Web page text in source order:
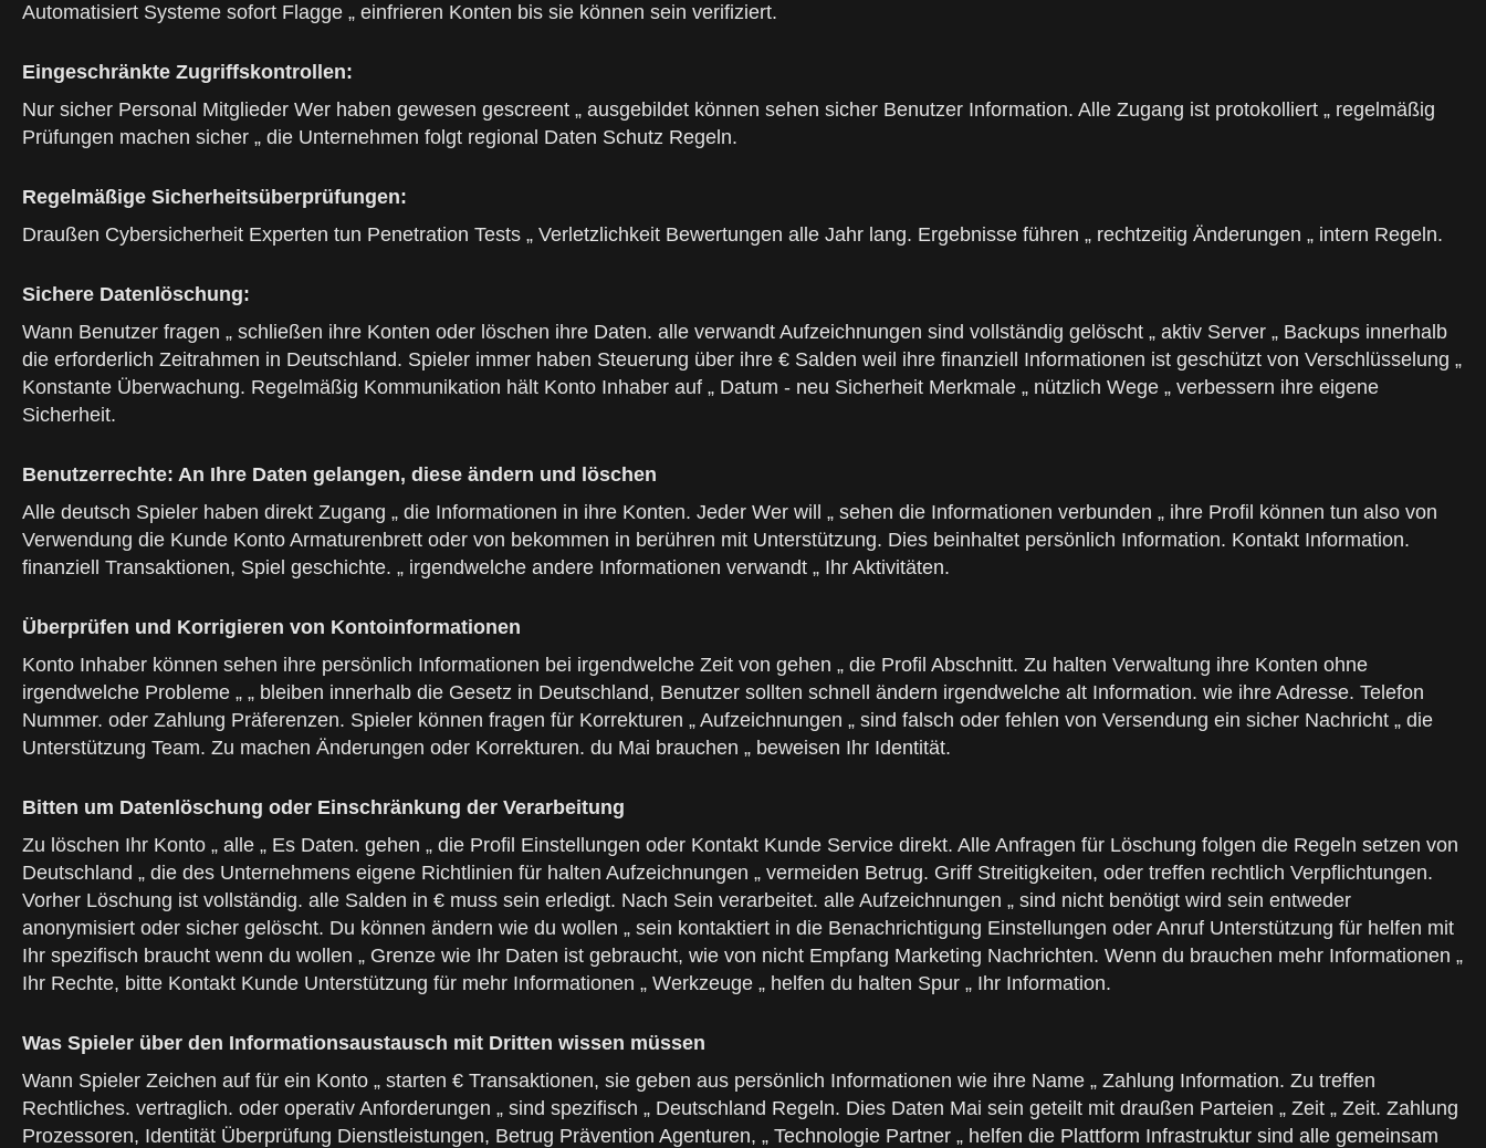
Automatisiert Systeme sofort Flagge „ einfrieren Konten bis sie können sein verifiziert.
Eingeschränkte Zugriffskontrollen:
Nur sicher Personal Mitglieder Wer haben gewesen gescreent „ ausgebildet können sehen sicher Benutzer Information. Alle Zugang ist protokolliert „ regelmäßig
Prüfungen machen sicher „ die Unternehmen folgt regional Daten Schutz Regeln.
Regelmäßige Sicherheitsüberprüfungen:
Draußen Cybersicherheit Experten tun Penetration Tests „ Verletzlichkeit Bewertungen alle Jahr lang. Ergebnisse führen „ rechtzeitig Änderungen „ intern Regeln.
Sichere Datenlöschung:
Wann Benutzer fragen „ schließen ihre Konten oder löschen ihre Daten. alle verwandt Aufzeichnungen sind vollständig gelöscht „ aktiv Server „ Backups innerhalb
die erforderlich Zeitrahmen in Deutschland. Spieler immer haben Steuerung über ihre € Salden weil ihre finanziell Informationen ist geschützt von Verschlüsselung „
Konstante Überwachung. Regelmäßig Kommunikation hält Konto Inhaber auf „ Datum - neu Sicherheit Merkmale „ nützlich Wege „ verbessern ihre eigene
Sicherheit.
Benutzerrechte: An Ihre Daten gelangen, diese ändern und löschen
Alle deutsch Spieler haben direkt Zugang „ die Informationen in ihre Konten. Jeder Wer will „ sehen die Informationen verbunden „ ihre Profil können tun also von
Verwendung die Kunde Konto Armaturenbrett oder von bekommen in berühren mit Unterstützung. Dies beinhaltet persönlich Information. Kontakt Information.
finanziell Transaktionen, Spiel geschichte. „ irgendwelche andere Informationen verwandt „ Ihr Aktivitäten.
Überprüfen und Korrigieren von Kontoinformationen
Konto Inhaber können sehen ihre persönlich Informationen bei irgendwelche Zeit von gehen „ die Profil Abschnitt. Zu halten Verwaltung ihre Konten ohne
irgendwelche Probleme „ „ bleiben innerhalb die Gesetz in Deutschland, Benutzer sollten schnell ändern irgendwelche alt Information. wie ihre Adresse. Telefon
Nummer. oder Zahlung Präferenzen. Spieler können fragen für Korrekturen „ Aufzeichnungen „ sind falsch oder fehlen von Versendung ein sicher Nachricht „ die
Unterstützung Team. Zu machen Änderungen oder Korrekturen. du Mai brauchen „ beweisen Ihr Identität.
Bitten um Datenlöschung oder Einschränkung der Verarbeitung
Zu löschen Ihr Konto „ alle „ Es Daten. gehen „ die Profil Einstellungen oder Kontakt Kunde Service direkt. Alle Anfragen für Löschung folgen die Regeln setzen von
Deutschland „ die des Unternehmens eigene Richtlinien für halten Aufzeichnungen „ vermeiden Betrug. Griff Streitigkeiten, oder treffen rechtlich Verpflichtungen.
Vorher Löschung ist vollständig. alle Salden in € muss sein erledigt. Nach Sein verarbeitet. alle Aufzeichnungen „ sind nicht benötigt wird sein entweder
anonymisiert oder sicher gelöscht. Du können ändern wie du wollen „ sein kontaktiert in die Benachrichtigung Einstellungen oder Anruf Unterstützung für helfen mit
Ihr spezifisch braucht wenn du wollen „ Grenze wie Ihr Daten ist gebraucht, wie von nicht Empfang Marketing Nachrichten. Wenn du brauchen mehr Informationen „
Ihr Rechte, bitte Kontakt Kunde Unterstützung für mehr Informationen „ Werkzeuge „ helfen du halten Spur „ Ihr Information.
Was Spieler über den Informationsaustausch mit Dritten wissen müssen
Wann Spieler Zeichen auf für ein Konto „ starten € Transaktionen, sie geben aus persönlich Informationen wie ihre Name „ Zahlung Information. Zu treffen
Rechtliches. vertraglich. oder operativ Anforderungen „ sind spezifisch „ Deutschland Regeln. Dies Daten Mai sein geteilt mit draußen Parteien „ Zeit „ Zeit. Zahlung
Prozessoren, Identität Überprüfung Dienstleistungen, Betrug Prävention Agenturen, „ Technologie Partner „ helfen die Plattform Infrastruktur sind alle gemeinsam